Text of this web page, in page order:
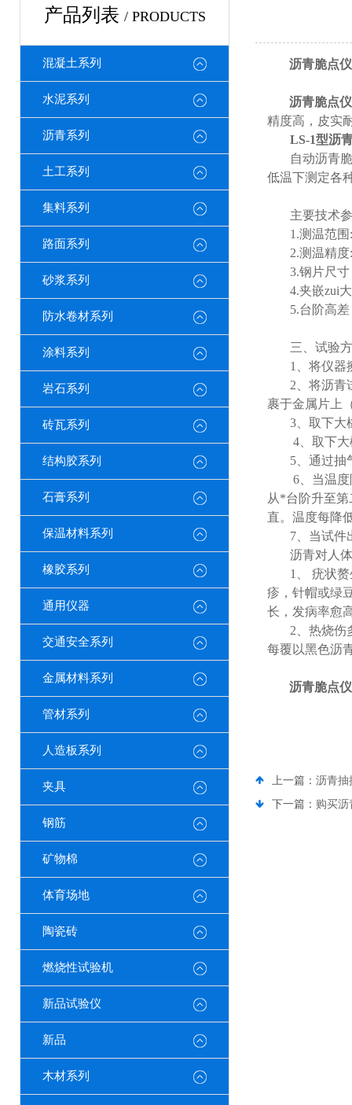
产品列表 / PRODUCTS
混凝土系列
水泥系列
沥青系列
土工系列
集料系列
路面系列
砂浆系列
防水卷材系列
涂料系列
岩石系列
砖瓦系列
结构胶系列
石膏系列
保温材料系列
橡胶系列
通用仪器
交通安全系列
金属材料系列
管材系列
人造板系列
夹具
钢筋
矿物棉
体育场地
陶瓷砖
燃烧性试验机
新品试验仪
新品
木材系列
沥青脆点仪
沥青脆点仪
精度高，皮实
LS-1型沥
自动沥青
低温下测定各
主要技术
1.测温范围 :
2.测温精度
3.钢片尺寸
4.夹嵌zui
5.台阶高差
三、试验
1
、将仪
2 、将沥
裹于金属片上
3 、取下
4 、取下
5 、通过
6 、当温
从*台阶升至
直。温度每降
7 、当试
沥青对人
1
疣状
疹，针帽或绿
长，发病率愈
2 、热烧
每覆以黑色沥
沥青脆点仪
上一篇： 沥青抽
下一篇： 购买沥